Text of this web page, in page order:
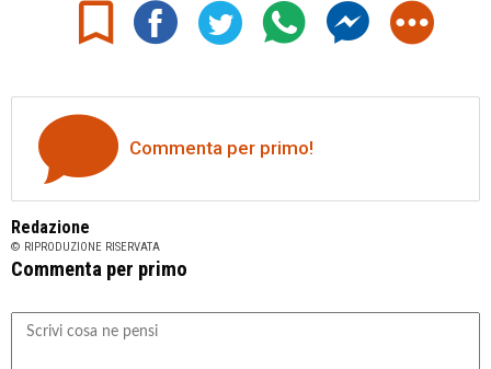
Commenta per primo!
Redazione
© RIPRODUZIONE RISERVATA
Commenta per primo